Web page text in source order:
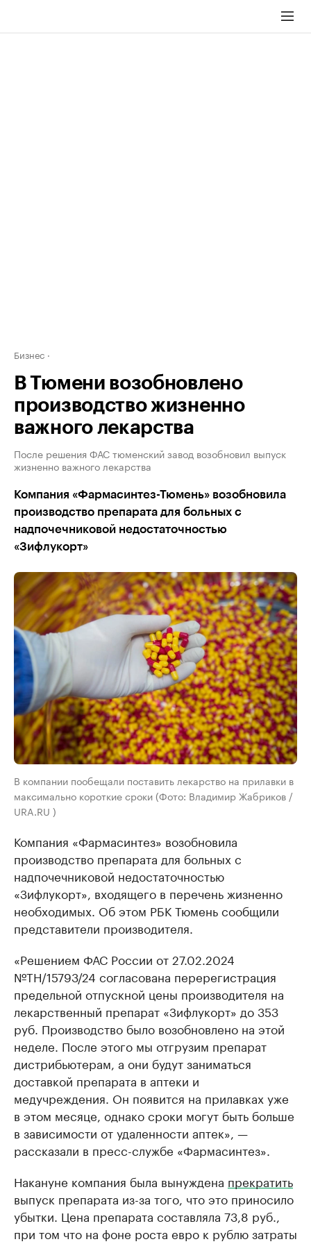
Бизнес
В Тюмени возобновлено
производство жизненно
важного лекарства
После решения ФАС тюменский завод возобновил выпуск
жизненно важного лекарства
Компания «Фармасинтез-Тюмень» возобновила
производство препарата для больных с
надпочечниковой недостаточностью
«Зифлукорт»
В компании пообещали поставить лекарство на прилавки в
максимально короткие сроки (Фото: Владимир Жабриков /
URA.RU )
Компания «Фармасинтез» возобновила
производство препарата для больных с
надпочечниковой недостаточностью
«Зифлукорт», входящего в перечень жизненно
необходимых. Об этом РБК Тюмень сообщили
представители производителя.
«Решением ФАС России от 27.02.2024
№ТН/15793/24 согласована перерегистрация
предельной отпускной цены производителя на
лекарственный препарат «Зифлукорт» до 353
руб. Производство было возобновлено на этой
неделе. После этого мы отгрузим препарат
дистрибьютерам, а они будут заниматься
доставкой препарата в аптеки и
медучреждения. Он появится на прилавках уже
в этом месяце, однако сроки могут быть больше
в зависимости от удаленности аптек», —
рассказали в пресс-службе «Фармасинтез».
Накануне компания была вынуждена прекратить
выпуск препарата из-за того, что это приносило
убытки. Цена препарата составляла 73,8 руб.,
при том что на фоне роста евро к рублю затраты